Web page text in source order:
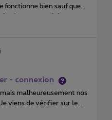
fonctionne bien sauf que
déjà allé deux fois en
fois ils ont remplacé la
Une idée ?
- connexion
les manipulations